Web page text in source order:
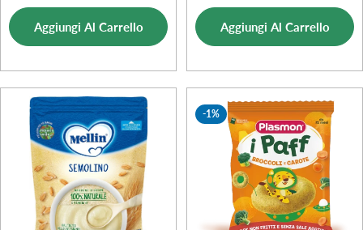
vendita
Aggiungi Al Carrello
di
vendita
normale
Aggiungi Al Carrello
-1%